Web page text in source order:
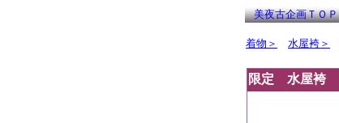
美夜古企画ＴＯＰ
着物＞ 水屋袴＞
限定 水屋袴